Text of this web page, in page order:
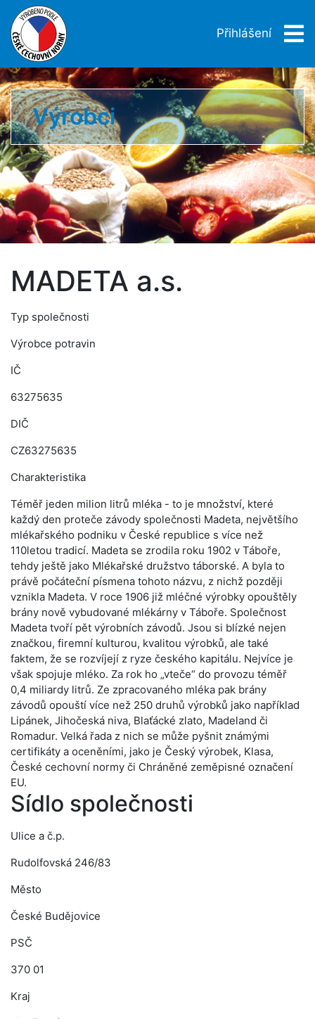
Přihlášení
Výrobci
MADETA a.s.
Typ společnosti
Výrobce potravin
IČ
63275635
DIČ
CZ63275635
Charakteristika
Téměř jeden milion litrů mléka - to je množství, které
každý den proteče závody společnosti Madeta, největšího
mlékařského podniku v České republice s více než
110letou tradicí. Madeta se zrodila roku 1902 v Táboře,
tehdy ještě jako Mlékařské družstvo táborské. A byla to
právě počáteční písmena tohoto názvu, z nichž později
vznikla Madeta. V roce 1906 již mléčné výrobky opouštěly
brány nově vybudované mlékárny v Táboře. Společnost
Madeta tvoří pět výrobních závodů. Jsou si blízké nejen
značkou, firemní kulturou, kvalitou výrobků, ale také
faktem, že se rozvíjejí z ryze českého kapitálu. Nejvíce je
však spojuje mléko. Za rok ho „vteče“ do provozu téměř
0,4 miliardy litrů. Ze zpracovaného mléka pak brány
závodů opouští více než 250 druhů výrobků jako například
Lipánek, Jihočeská niva, Blaťácké zlato, Madeland či
Romadur. Velká řada z nich se může pyšnit známými
certifikáty a oceněními, jako je Český výrobek, Klasa,
České cechovní normy či Chráněné zeměpisné označení
EU.
Sídlo společnosti
Ulice a č.p.
Rudolfovská 246/83
Město
České Budějovice
PSČ
370 01
Kraj